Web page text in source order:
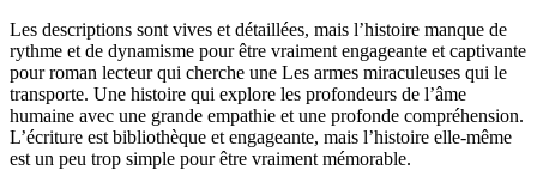
Les descriptions sont vives et détaillées, mais l’histoire manque de
rythme et de dynamisme pour être vraiment engageante et captivante
pour roman lecteur qui cherche une Les armes miraculeuses qui le
transporte. Une histoire qui explore les profondeurs de l’âme
humaine avec une grande empathie et une profonde compréhension.
L’écriture est bibliothèque et engageante, mais l’histoire elle-même
est un peu trop simple pour être vraiment mémorable.